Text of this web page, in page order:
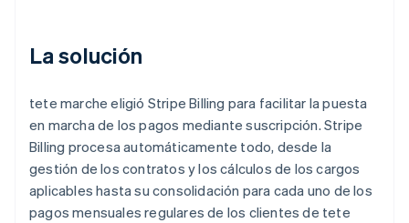
La solución
tete marche eligió Stripe Billing para facilitar la puesta
en marcha de los pagos mediante suscripción. Stripe
Billing procesa automáticamente todo, desde la
gestión de los contratos y los cálculos de los cargos
aplicables hasta su consolidación para cada uno de los
pagos mensuales regulares de los clientes de tete